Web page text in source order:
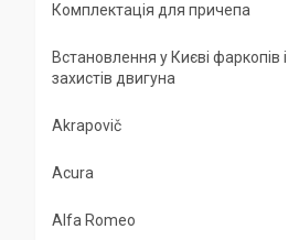
Комплектація для причепа
Встановлення у Києві фаркопів і
захистів двигуна
Akrapovič
Acura
Alfa Romeo